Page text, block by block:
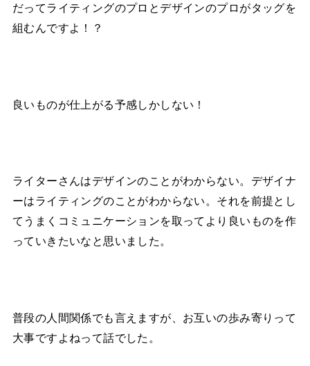
だってライティングのプロとデザインのプロがタッグを
組むんですよ！？
良いものが仕上がる予感しかしない！
ライターさんはデザインのことがわからない。デザイナ
ーはライティングのことがわからない。それを前提とし
てうまくコミュニケーションを取ってより良いものを作
っていきたいなと思いました。
普段の人間関係でも言えますが、お互いの歩み寄りって
大事ですよねって話でした。